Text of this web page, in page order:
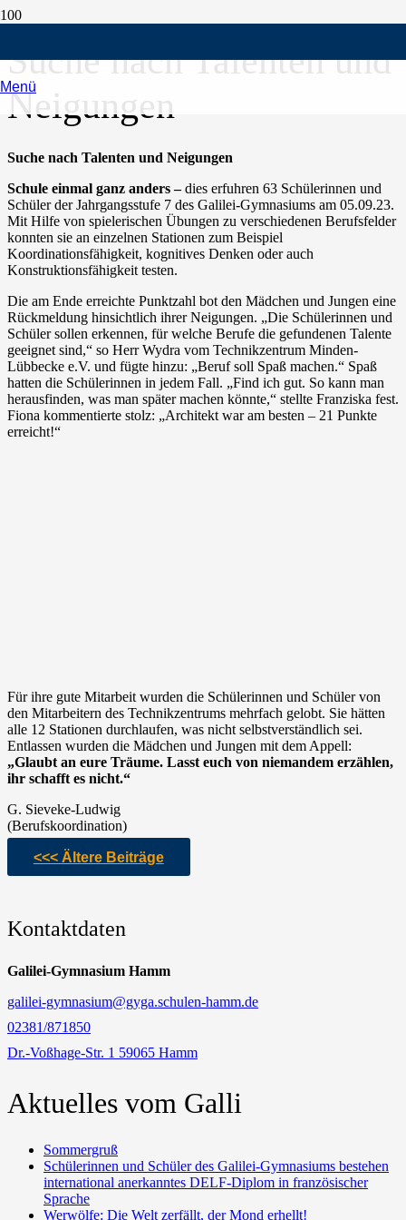
Menü
Suche nach Talenten und
Neigungen
Suche nach Talenten und Neigungen
Schule einmal ganz anders –dies erfuhren 63 Schülerinnen und
Schüler der Jahrgangsstufe 7 des Galilei-Gymnasiums am 05.09.23.
Mit Hilfe von spielerischen Übungen zu verschiedenen Berufsfelder
konnten sie an einzelnen Stationen zum Beispiel
Koordinationsfähigkeit, kognitives Denken oder auch
Konstruktionsfähigkeit testen.
Die am Ende erreichte Punktzahl bot den Mädchen und Jungen eine
Rückmeldung hinsichtlich ihrer Neigungen. „Die Schülerinnen und
Schüler sollen erkennen, für welche Berufe die gefundenen Talente
geeignet sind,“ so Herr Wydra vom Technikzentrum Minden-
Lübbecke e.V. und fügte hinzu: „Beruf soll Spaß machen.“ Spaß
hatten die Schülerinnen in jedem Fall. „Find ich gut. So kann man
herausfinden, was man später machen könnte,“ stellte Franziska fest.
Fiona kommentierte stolz: „Architekt war am besten – 21 Punkte
erreicht!“
Für ihre gute Mitarbeit wurden die Schülerinnen und Schüler von
den Mitarbeitern des Technikzentrums mehrfach gelobt. Sie hätten
alle 12 Stationen durchlaufen, was nicht selbstverständlich sei.
Entlassen wurden die Mädchen und Jungen mit dem Appell:
„Glaubt an eure Träume. Lasst euch von niemandem erzählen,
ihr schafft es nicht.“
G. Sieveke-Ludwig
(Berufskoordination)
<<< Ältere Beiträge
Kontaktdaten
Galilei-Gymnasium Hamm
galilei-gymnasium@gyga.schulen-hamm.de
02381/871850
Dr.-Voßhage-Str. 1 59065 Hamm
Aktuelles vom Galli
Sommergruß
Schülerinnen und Schüler des Galilei-Gymnasiums bestehen
international anerkanntes DELF-Diplom in französischer
Sprache
Werwölfe: Die Welt zerfällt, der Mond erhellt!